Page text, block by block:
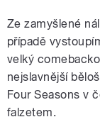
Ze zamyšlené
případě
velký
nejslavnější
Four Seasons v
falzetem.